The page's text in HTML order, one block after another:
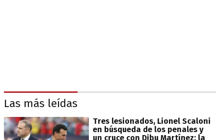
Las más leídas
Tres lesionados, Lionel Scaloni
en búsqueda de los penales y
un cruce con Dibu Martínez: la